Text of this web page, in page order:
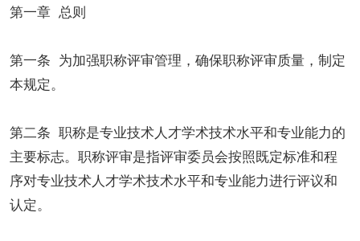
第一章 总则
第一条 为加强职称评审管理，确保职称评审质量，制定
本规定。
第二条 职称是专业技术人才学术技术水平和专业能力的
主要标志。职称评审是指评审委员会按照既定标准和程
序对专业技术人才学术技术水平和专业能力进行评议和
认定。